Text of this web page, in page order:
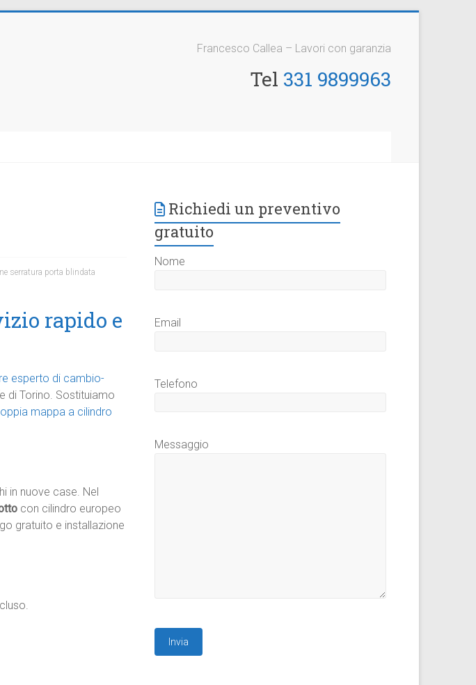
Francesco Callea – Lavori con garanzia
Tel 331 9899963
serratura porta blindata
rapido e
esperto di cambio-
di Torino. Sostituiamo
mappa a cilindro
in nuove case. Nel
con cilindro europeo
gratuito e installazione
Richiedi un preventivo
gratuito
Nome
Email
Telefono
Messaggio